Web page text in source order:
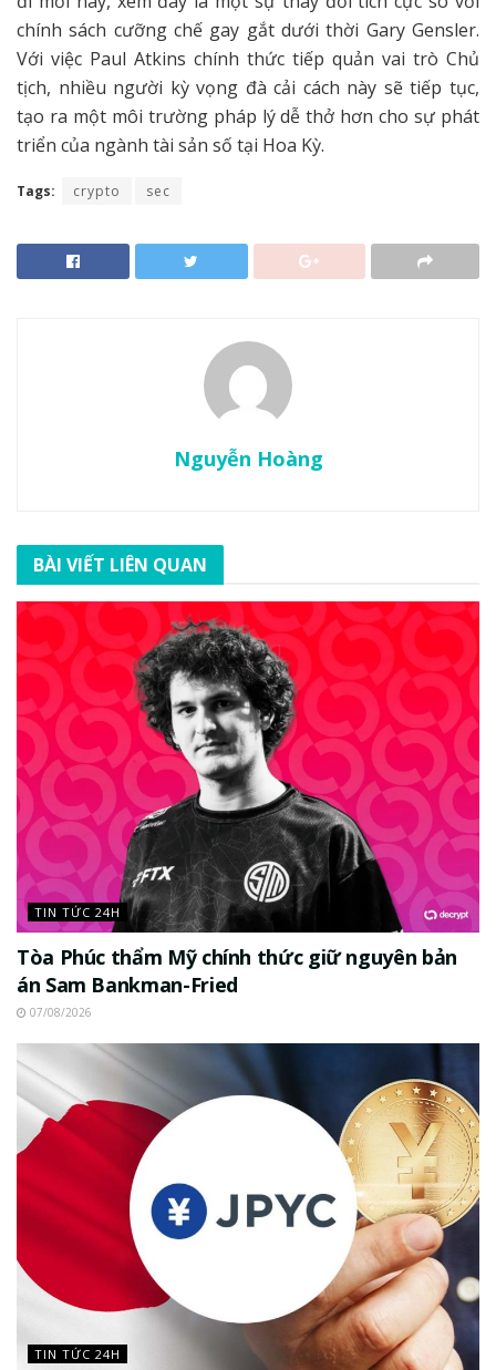
chính sách cưỡng chế gay gắt dưới thời Gary Gensler.
Với việc Paul Atkins chính thức tiếp quản vai trò Chủ
tịch, nhiều người kỳ vọng đà cải cách này sẽ tiếp tục,
tạo ra một môi trường pháp lý dễ thở hơn cho sự phát
triển của ngành tài sản số tại Hoa Kỳ.
Tags: crypto sec
Nguyễn Hoàng
BÀI VIẾT LIÊN QUAN
TIN TỨC 24H
Tòa Phúc thẩm Mỹ chính thức giữ nguyên bản
án Sam Bankman-Fried
07/08/2026
TIN TỨC 24H